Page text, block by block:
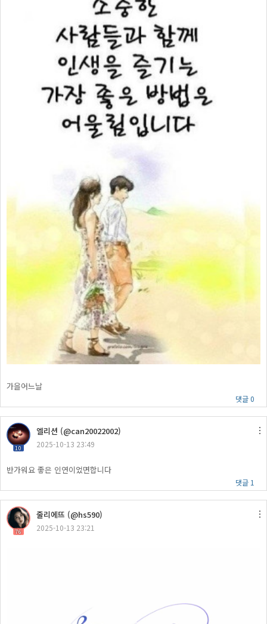
가을어느날
댓글 0
10
엘리션 (@can20022002)
2025-10-13 23:49
반가워요 좋은 인연이었면합니다
댓글 1
76
줄리에뜨 (@hs590)
2025-10-13 23:21